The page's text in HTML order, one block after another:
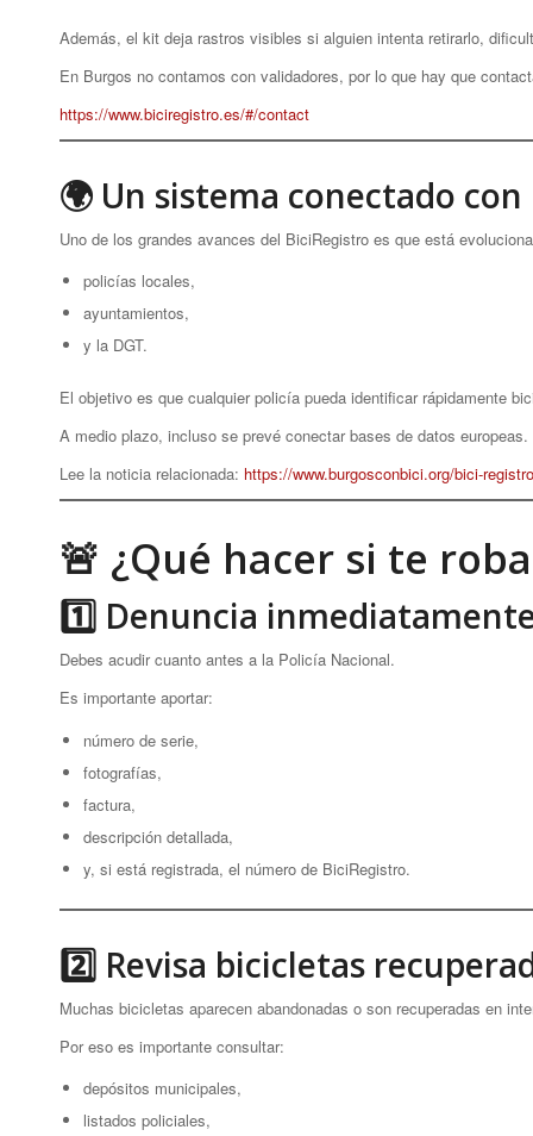
Además, el kit deja rastros visibles si alguien intenta retirarlo,
En Burgos no contamos con validadores, por lo que hay que
https://www.biciregistro.es/#/contact
🌍 Un sistema conectado con
Uno de los grandes avances del BiciRegistro es que está
policías locales,
ayuntamientos,
y la DGT.
El objetivo es que cualquier policía pueda identificar rápidamente
A medio plazo, incluso se prevé conectar bases de datos europeas.
Lee la noticia relacionada: https://www.burgosconbici.org/bici-
🚨 ¿Qué hacer si te
1️⃣ Denuncia
Debes acudir cuanto antes a la Policía Nacional.
Es importante aportar:
número de serie,
fotografías,
factura,
descripción detallada,
y, si está registrada, el número de BiciRegistro.
2️⃣ Revisa bicicletas
Muchas bicicletas aparecen abandonadas o son recuperadas en
Por eso es importante consultar:
depósitos municipales,
listados policiales,